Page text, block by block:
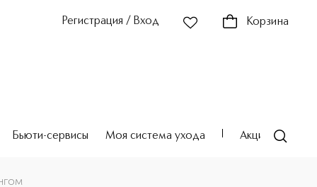
Регистрация / Вход Корзина
Бьюти-сервисы Моя система ухода Акции